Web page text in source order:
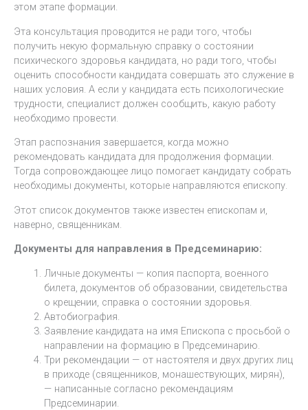
этом этапе формации.
Эта консультация проводится не ради того, чтобы
получить некую формальную справку о состоянии
психического здоровья кандидата, но ради того, чтобы
оценить способности кандидата совершать это служение в
наших условия. А если у кандидата есть психологические
трудности, специалист должен сообщить, какую работу
необходимо провести.
Этап распознания завершается, когда можно
рекомендовать кандидата для продолжения формации.
Тогда сопровождающее лицо помогает кандидату собрать
необходимы документы, которые направляются епископу.
Этот список документов также известен епископам и,
наверно, священникам.
Документы для направления в Предсеминарию:
Личные документы — копия паспорта, военного
билета, документов об образовании, свидетельства
о крещении, справка о состоянии здоровья.
Автобиография.
Заявление кандидата на имя Епископа с просьбой о
направлении на формацию в Предсеминарию.
Три рекомендации — от настоятеля и двух других лиц
в приходе (священников, монашествующих, мирян),
— написанные согласно рекомендациям
Предсеминарии.